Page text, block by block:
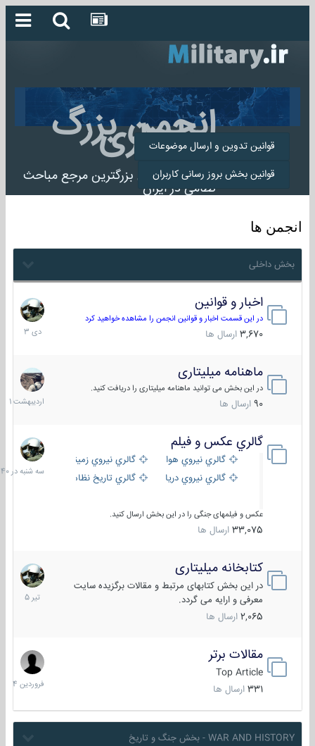
انجمن بزرگ
میلیتاری
انجمن میلیتاری بزرگترین مرجع مباحث
نظامی در ایران
قوانین تدوین و ارسال موضوعات
قوانین بخش بروز رسانی کاربران
انجمن ها
بخش داخلی
اخبار و قوانین
در این قسمت اخبار و قوانین انجمن را مشاهده خواهید کرد
3,670 ارسال ها
22
دی
1403
ماهنامه میلیتاری
در این بخش می توانید ماهنامه میلیتاری را دریافت کنید.
90 ارسال ها
30
1401
گالري عكس و فيلم
گالري نيروي هوايي
گالري نيروي زميني
گالري نيروي دريايي
گالري تاریخ نظامی
عکس و فیلمهای جنگی را در این بخش ارسال کنید.
33,075 ارسال ها
سه
شنبه
در
کتابخانه میلیتاری
در این بخش کتابهای مرتبط و مقالات برگزیده سایت
معرفی و ارایه می گردد.
2,065 ارسال ها
16
تیر
1405
مقالات برتر
Top Article
331 ارسال ها
29
فروردین
1404
WAR AND HISTORY - بخش جنگ و تاریخ